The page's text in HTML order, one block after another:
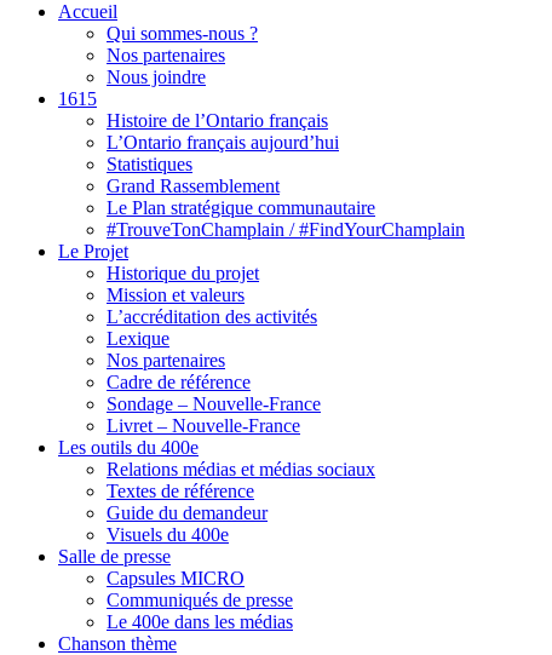
Accueil
Qui sommes-nous ?
Nos partenaires
Nous joindre
1615
Histoire de l’Ontario français
L’Ontario français aujourd’hui
Statistiques
Grand Rassemblement
Le Plan stratégique communautaire
#TrouveTonChamplain / #FindYourChamplain
Le Projet
Historique du projet
Mission et valeurs
L’accréditation des activités
Lexique
Nos partenaires
Cadre de référence
Sondage – Nouvelle-France
Livret – Nouvelle-France
Les outils du 400e
Relations médias et médias sociaux
Textes de référence
Guide du demandeur
Visuels du 400e
Salle de presse
Capsules MICRO
Communiqués de presse
Le 400e dans les médias
Chanson thème